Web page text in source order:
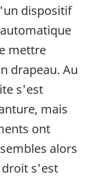
dispositif
mettre
drapeau. Au
s'est
mais
ont
alors
droit s'est